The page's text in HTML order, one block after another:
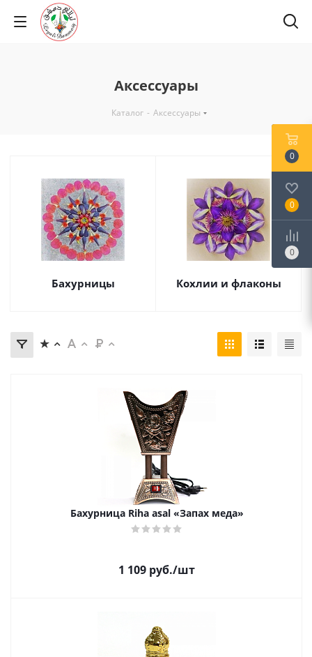
Аксессуары
Каталог - Аксессуары
Бахурницы Кохлии и флаконы
Бахурница Riha asal «Запах меда»
1 109 руб./шт
0
0
0